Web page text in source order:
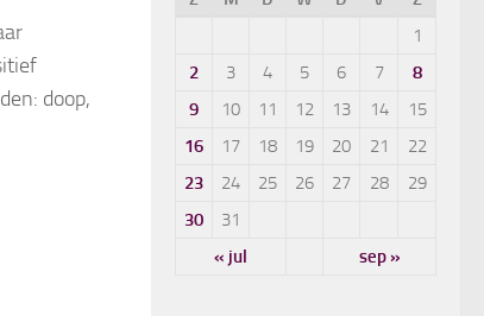
doop,
1
2
3 4 5 6 7
8
9
10 11 12 13 14
15
16
17 18 19 20 21
22
23
24 25 26 27 28
29
30
31
« jul
sep »